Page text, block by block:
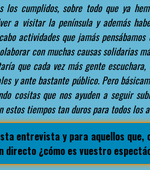
los cumplidos, sobre todo que ya
a visitar la península y además
actividades que jamás
con muchas causas solidarias
que cada vez más gente
y ante bastante público. Pero
cositas que nos ayuden a seguir
estos tiempos tan duros para todos los
entrevista y para aquellos que,
directo ¿cómo es vuestro